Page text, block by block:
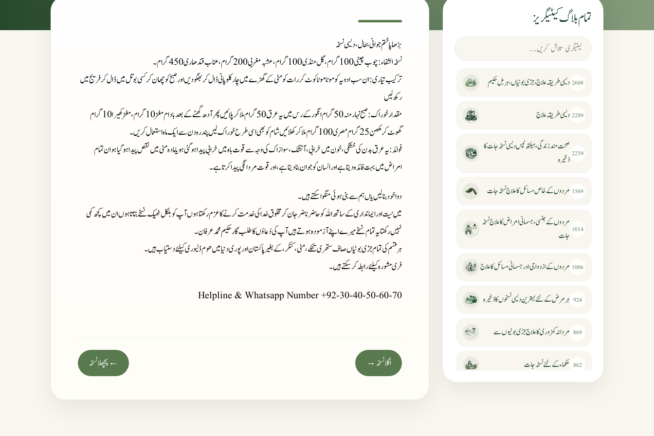
بڑھاپا ختم جوانی بحال، دیسی نسخہ
نسخہ الشفاء: چوب چینی 100 گرام، گل منڈی 100 گرام، عشبہ مغربی 200 گرام، عناب قندھاری 450 گرام۔
ترکیب تیاری: ان سب ادویہ کو موٹا موٹا کوٹ کر رات کو مٹی کے گھڑے میں چار کلو پانی ڈال کر بھگو دیں اور صبح کو چھان کر کسی بوتل میں ڈال کر فریج میں
رکھ لیں
مقدار خوراک
: صبح نہار منہ 50 گرام انگور کے رس میں یہ عرق 50 گرام ملا کر پلائیں پھرآدھ گھٹے کے بعد بادام مغز 10 گرام، مغز کھیرا 10 گرام
گھوٹ کر مکھن 25 گرام مصری 100 گرام ملا کر کھلائیں شام کو بھی اسی طرح خوراک لیں پندرہ دن سے ایک ماہ استعمال کریں۔
فوائد: یہ عرق بدن کی خشکی، خون میں خرابی، آتشک، سوازاک کی وجہ سے قوت باہ میں خرابی پیدا ہو گئی ہو یا مادہ منی میں نقص پیدا ہو گیا ہو ان تمام
امراض میں بہت فائدہ دیتاہے اور انسان کو جوان بنا دیتا ہے، اور قوت مردانگی پیدا کرتا ہے۔
دوا خود بنا لیں یاں ہم سے بنی ہوئی منگوا سکتے ہیں۔
میں نیت اور ایمانداری کے ساتھ اللہ کو حاضر ناضر جان کر مخلوق خدا کی خدمت کرنے کا عزم رکھتا ہوں آپ کو بلکل ٹھیک نسخے بتاتا ہوں ان میں کچھ کمی
نہیں رکھتا یہ تمام نسخے میرے اپنے آزمودہ ہوتے ہیں آپ کی دُعاؤں کا طلب گار حکیم محمد عرفان۔
ہر قسم کی تمام جڑی بوٹیاں صاف ستھری تنکے، مٹی، کنکر، کے بغیر پاکستان اور پوری دنیا میں ھوم ڈلیوری کیلئے دستیاب ہیں۔
فری مشورہ کیلئے رابطہ کر سکتے ہیں۔
Helpline & Whatsapp Number +92-30-40-50-60-70
← پچھلا نسخہ اگلا نسخہ →
تمام بلاگ کیٹیگریز
2608 دیسی طریقہ علاج، جڑی بوٹیاں، ہربل حکیم
2289 دیسی طریقہ علاج
2239
صحت مند زندگی، ہیلتھ ٹپس دیسی نسخہ جات کا
ذخیرہ
1569 مردوں کے خاص مسائل کا علاج نسخہ جات
1014
مردوں کے جنسی، جسمانی امراض کا علاج نسخہ
جات
1006 مردوں کے ازدواجی اور جسمانی مسائل کا علاج
924 ہر مرض کے لئے بہترین دیسی نسخوں کا ذخیرہ
869 مردانہ کمزوری کا علاج جڑی بوٹیوں سے
862 حکماء کےلئے نسخہ جات